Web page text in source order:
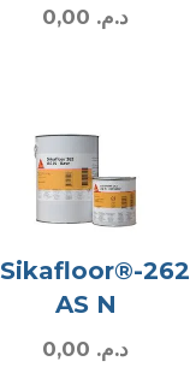
د.م.
Sikafloor®-262
AS N
د.م.